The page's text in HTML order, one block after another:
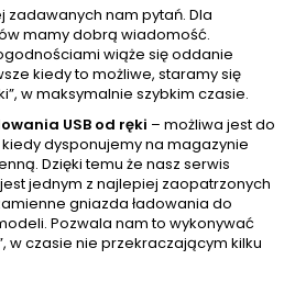
zadawanych nam pytań. Dla
mamy dobrą wiadomość.
wiąże się oddanie
kiedy to możliwe, staramy się
w maksymalnie szybkim czasie.
USB od ręki – możliwa jest do
dysponujemy na magazynie
Dzięki temu że nasz serwis
jednym z najlepiej zaopatrzonych
gniazda ładowania do
Pozwala nam to wykonywać
w czasie nie przekraczającym kilku